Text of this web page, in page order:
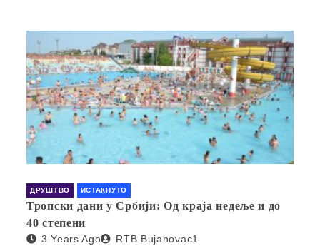
ДРУШТВО ИСТАКНУТО
Тропски дани у Србији: Од краја недеље и до
40 степени
3 Years Ago RTB Bujanovac1